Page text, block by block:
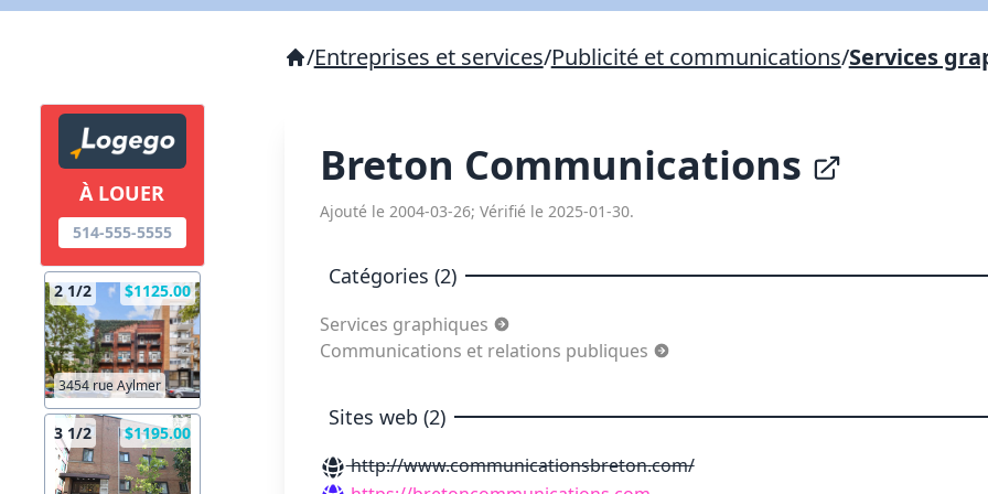
À LOUER
514-555-5555
2 1/2 $1125.00
3454 rue Aylmer
3 1/2 $1195.00
/Entreprises et services/Publicité et communications/Services
Breton Communications
Ajouté le 2004-03-26; Vérifié le 2025-01-30.
Catégories (2)
Services graphiques
Communications et relations publiques
Sites web (2)
http://www.communicationsbreton.com/
X Fermer Envoyez
X Fermer